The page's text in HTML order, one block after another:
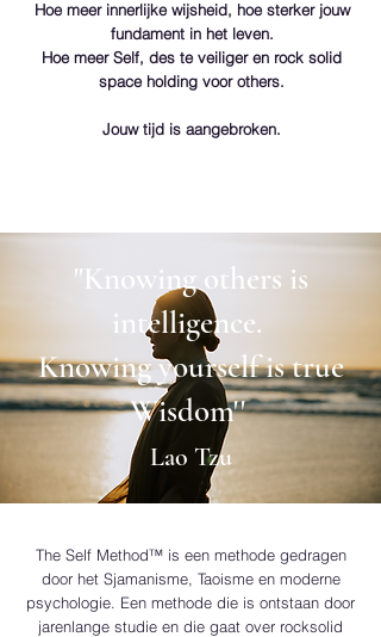
Hoe meer innerlijke wijsheid, hoe sterker jouw
fundament in het leven.
Hoe meer Self, des te veiliger en rock solid
space holding voor others.
Jouw tijd is aangebroken.
"Knowing others is
intelligence.
Knowing yourself is true
Wisdom''
Lao Tzu
The Self Method™ is een methode gedragen
door het Sjamanisme, Taoisme en moderne
psychologie. Een methode die is ontstaan door
jarenlange studie en die gaat over rocksolid